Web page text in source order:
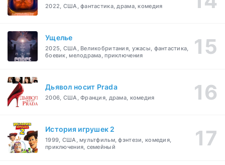
2022, США, фантастика, драма, комедия
Ущелье
2025, США, Великобритания, ужасы, фантастика,
боевик, мелодрама, приключения
Дьявол носит Prada
2006, США, Франция, драма, комедия
История игрушек 2
1999, США, мультфильм, фэнтези, комедия,
приключения, семейный